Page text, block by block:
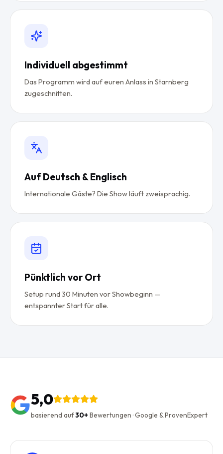
Individuell abgestimmt
Das Programm wird auf euren Anlass in Starnberg
zugeschnitten.
Auf Deutsch & Englisch
Internationale Gäste? Die Show läuft zweisprachig.
Pünktlich vor Ort
Setup rund 30 Minuten vor Showbeginn —
entspannter Start für alle.
5,0
basierend auf30+ Bewertungen · Google & ProvenExpert